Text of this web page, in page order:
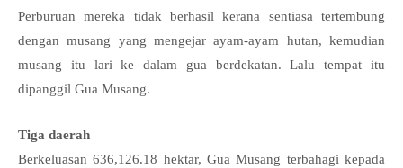
Perburuan mereka tidak berhasil kerana sentiasa tertembung
dengan musang yang mengejar ayam-ayam hutan, kemudian
musang itu lari ke dalam gua berdekatan. Lalu tempat itu
dipanggil Gua Musang.
Tiga daerah
Berkeluasan 636,126.18 hektar, Gua Musang terbahagi kepada